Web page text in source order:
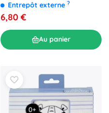
sauvages Petit Collage
Entrepôt externe ?
6,80 €
Au panier